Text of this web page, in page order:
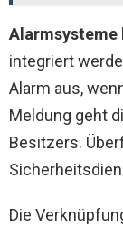
Alarmsysteme
integriert
Alarm aus,
Meldung geht
Besitzers.
Die